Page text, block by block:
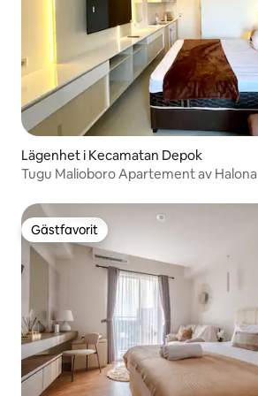
Lägenhet i Kecamatan Depok
Tugu Malioboro Apartement av Halona
Gästfavorit
Gästfavorit